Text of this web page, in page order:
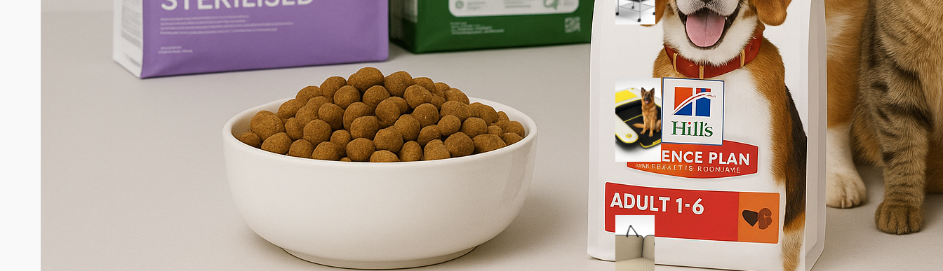
HEYLIFE rampa gonfiabile per
cani: accesso sicuro a piscina
e lago per l’estate 2026
SHARLOVY XL estensore per
sedile posteriore per cani,
amaca auto rinforzata in
offerta su Amazon